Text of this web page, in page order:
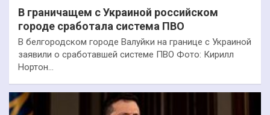
В граничащем с Украиной российском
городе сработала система ПВО
В белгородском городе Валуйки на границе с Украиной
заявили о сработавшей системе ПВО Фото: Кирилл
Нортон…